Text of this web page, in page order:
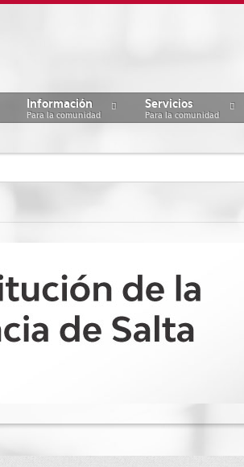
Información
Para la comunidad
Servicios
Para la comunidad